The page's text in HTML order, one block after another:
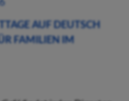
AUF DEUTSCH
FAMILIEN IM